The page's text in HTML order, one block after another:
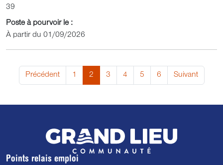
39
Poste à pourvoir le :
À partir du 01/09/2026
Précédent 1 2 3 4 5 6 Suivant
Points relais emploi